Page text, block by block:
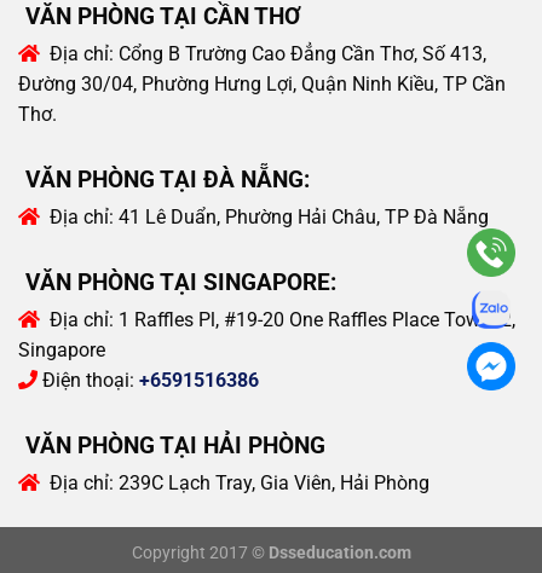
VĂN PHÒNG TẠI CẦN THƠ
Địa chỉ: Cổng B Trường Cao Đẳng Cần Thơ, Số 413,
Đường 30/04, Phường Hưng Lợi, Quận Ninh Kiều, TP Cần
Thơ.
VĂN PHÒNG TẠI ĐÀ NẴNG:
Địa chỉ: 41 Lê Duẩn, Phường Hải Châu, TP Đà Nẵng
VĂN PHÒNG TẠI SINGAPORE:
Địa chỉ: 1 Raffles Pl, #19-20 One Raffles Place Tower 2,
Singapore
Điện thoại: +6591516386
VĂN PHÒNG TẠI HẢI PHÒNG
Địa chỉ: 239C Lạch Tray, Gia Viên, Hải Phòng
Copyright 2017 © Dsseducation.com